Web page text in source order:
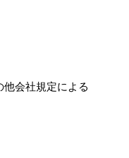
他会社規定による